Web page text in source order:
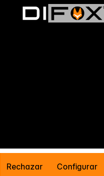
Rechazar Configurar